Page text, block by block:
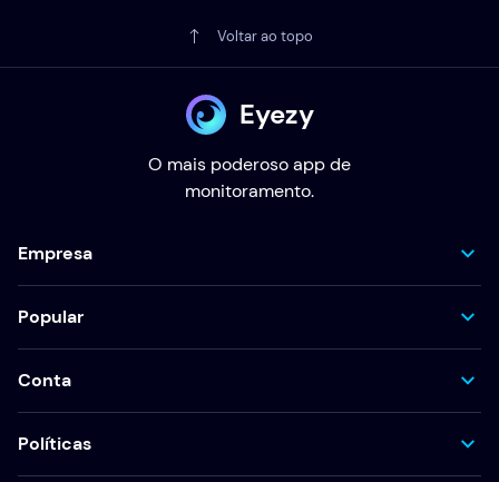
Voltar ao topo
Eyezy
O mais poderoso app de
monitoramento.
Empresa
Popular
Conta
Políticas